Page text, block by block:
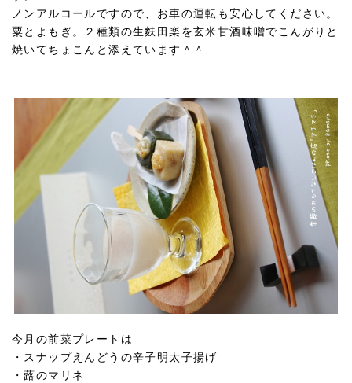
ノンアルコールですので、お車の運転も安心してください。
粟とよもぎ。２種類の生麩田楽を玄米甘酒味噌でこんがりと
焼いてちょこんと添えています＾＾
今月の前菜プレートは
・スナップえんどうの辛子明太子揚げ
・蕗のマリネ